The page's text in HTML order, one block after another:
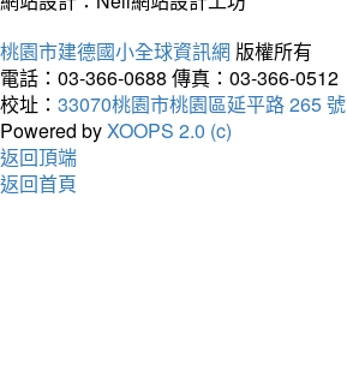
桃園市建德國小全球資訊網 版權所有
電話：03-366-0688 傳真：03-366-0512
校址： 33070桃園市桃園區延平路 265 號
Powered byXOOPS 2.0 (c)
返回頂端
返回首頁